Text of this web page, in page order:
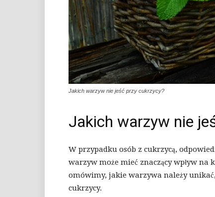
Jakich warzyw nie jeść przy cukrzycy?
Jakich warzyw nie
W przypadku osób z cukrzycą,
warzyw może mieć znaczący wpływ
omówimy, jakie warzywa należy
cukrzycy.